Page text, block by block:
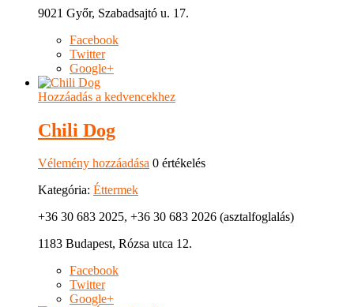
9021 Győr, Szabadsajtó u. 17.
Facebook
Twitter
Google+
Hozzáadás a kedvencekhez
Chili Dog
Vélemény hozzáadása 0 értékelés
Kategória: Éttermek
+36 30 683 2025, +36 30 683 2026 (asztalfoglalás)
1183 Budapest, Rózsa utca 12.
Facebook
Twitter
Google+